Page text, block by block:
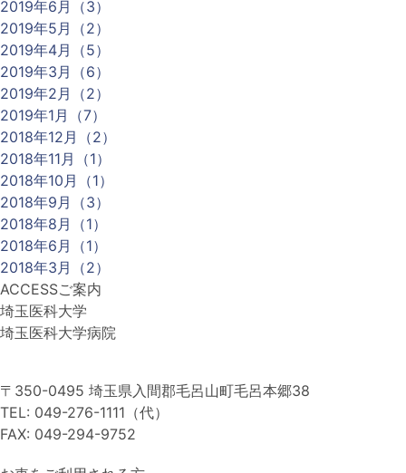
2019年6月（3）
2019年5月（2）
2019年4月（5）
2019年3月（6）
2019年2月（2）
2019年1月（7）
2018年12月（2）
2018年11月（1）
2018年10月（1）
2018年9月（3）
2018年8月（1）
2018年6月（1）
2018年3月（2）
ACCESSご案内
埼玉医科大学
埼玉医科大学病院
〒350-0495 埼玉県入間郡毛呂山町毛呂本郷38
TEL: 049-276-1111（代）
FAX: 049-294-9752